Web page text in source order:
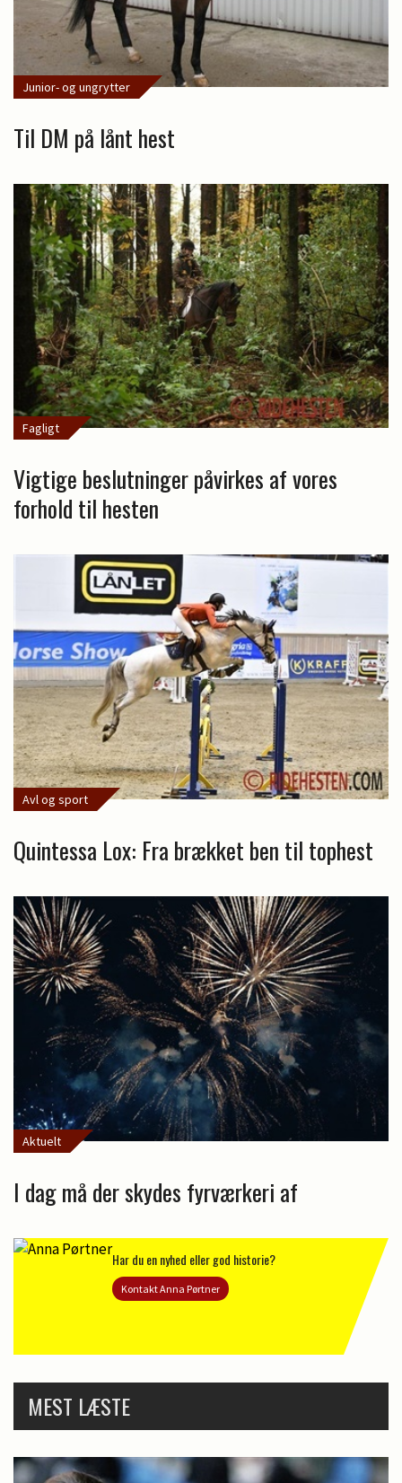
Junior- og ungrytter
Til DM på lånt hest
Fagligt
Vigtige beslutninger påvirkes af vores
forhold til hesten
Avl og sport
Quintessa Lox: Fra brækket ben til tophest
Aktuelt
I dag må der skydes fyrværkeri af
Har du en nyhed eller god historie?
Kontakt Anna Pørtner
MEST LÆSTE